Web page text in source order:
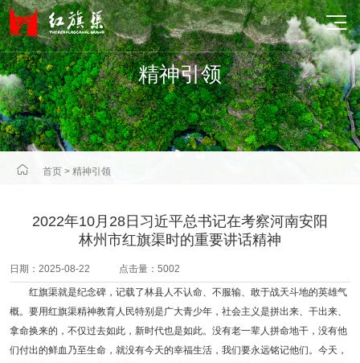

精神引领
 首页 > 精神引领
2022年10月28日习近平总书记在考察河南安阳
林州市红旗渠时的重要讲话精神
日期：2025-08-22 点击量：5002
红旗渠就是纪念碑，记载了林县人不认命、不服输、敢于战天斗地的英雄气
概。要用红旗渠精神教育人民特别是广大青少年，社会主义是拼出来、干出来、
拿命换来的，不仅过去如此，新时代也是如此。没有老一辈人拼命地干，没有他
们付出的鲜血乃至生命，就没有今天的幸福生活，我们要永远铭记他们。今天，